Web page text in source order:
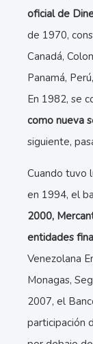
oficial de
de 1970,
Canadá,
Panamá,
En 1982, se
como nueva
siguiente,
Cuando tuvo
en 1994, el
2000,
entidades
Venezolana
Monagas,
2007, el
participación